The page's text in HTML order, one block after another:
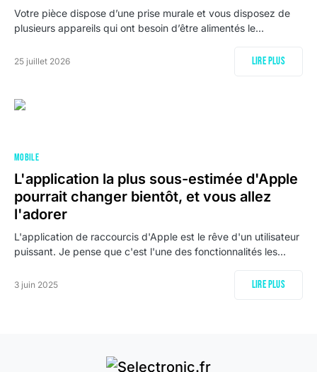
Votre pièce dispose d’une prise murale et vous disposez de
plusieurs appareils qui ont besoin d’être alimentés le…
25 juillet 2026 Lire plus
MOBILE
L'application la plus sous-estimée d'Apple
pourrait changer bientôt, et vous allez
l'adorer
L'application de raccourcis d'Apple est le rêve d'un utilisateur
puissant. Je pense que c'est l'une des fonctionnalités les…
3 juin 2025 Lire plus